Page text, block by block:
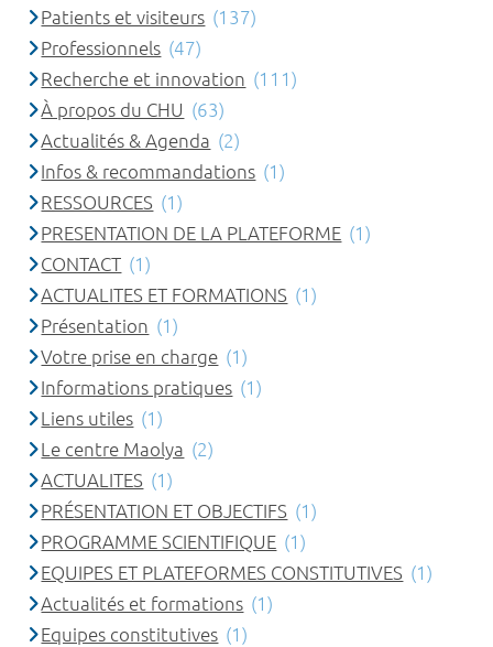
Patients et visiteurs (137)
Professionnels (47)
Recherche et innovation (111)
À propos du CHU (63)
Actualités & Agenda (2)
Infos & recommandations (1)
RESSOURCES (1)
PRESENTATION DE LA PLATEFORME (1)
CONTACT (1)
ACTUALITES ET FORMATIONS (1)
Présentation (1)
Votre prise en charge (1)
Informations pratiques (1)
Liens utiles (1)
Le centre Maolya (2)
ACTUALITES (1)
PRÉSENTATION ET OBJECTIFS (1)
PROGRAMME SCIENTIFIQUE (1)
EQUIPES ET PLATEFORMES CONSTITUTIVES (1)
Actualités et formations (1)
Equipes constitutives (1)